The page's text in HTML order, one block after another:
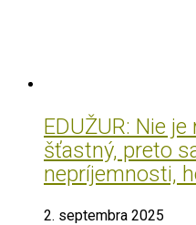
EDUŽUR: Nie
šťastný, preto
nepríjemnosti,
2. septembra 2025